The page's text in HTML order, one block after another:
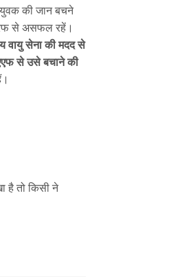
युवक की जान बचने
से असफल रहें।
वायु सेना की मदद से
से उसे बचाने की
है तो किसी ने